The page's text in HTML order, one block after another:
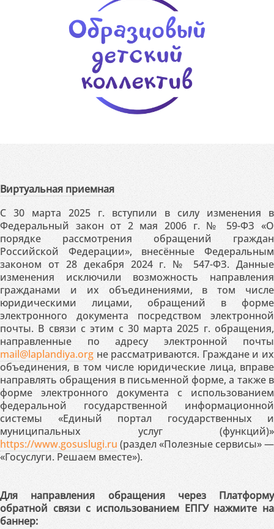
Виртуальная приемная
С 30 марта 2025 г. вступили в силу изменения в
Федеральный закон от 2 мая 2006 г. № 59-ФЗ «О
порядке рассмотрения обращений граждан
Российской Федерации», внесённые Федеральным
законом от 28 декабря 2024 г. № 547-ФЗ. Данные
изменения исключили возможность направления
гражданами и их объединениями, в том числе
юридическими лицами, обращений в форме
электронного документа посредством электронной
почты. В связи с этим с 30 марта 2025 г. обращения,
направленные по адресу электронной почты
mail@laplandiya.org не рассматриваются. Граждане и их
объединения, в том числе юридические лица, вправе
направлять обращения в письменной форме, а также в
форме электронного документа с использованием
федеральной государственной информационной
системы «Единый портал государственных и
муниципальных услуг (функций)»
https://www.gosuslugi.ru (раздел «Полезные сервисы» —
«Госуслуги. Решаем вместе»).
Для направления обращения через Платформу
обратной связи с использованием ЕПГУ нажмите на
баннер: